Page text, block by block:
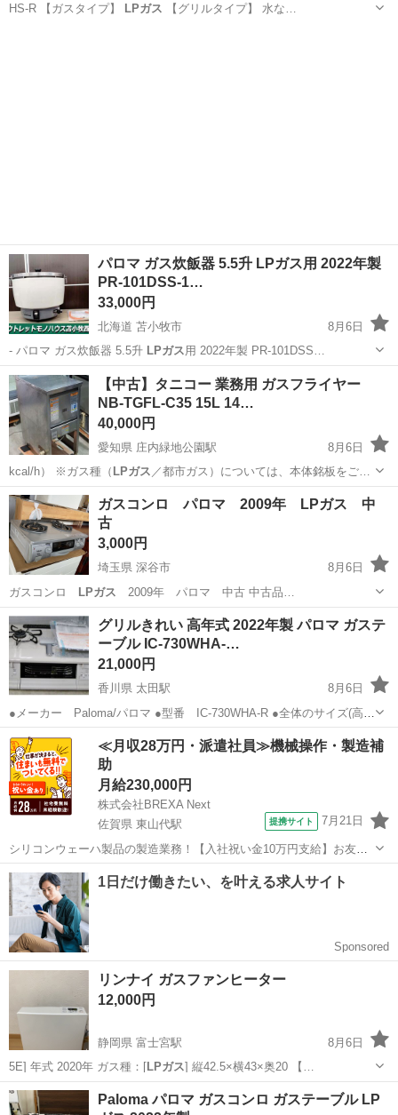
HS-R 【ガスタイプ】 LPガス 【グリルタイプ】 水な…
パロマ ガス炊飯器 5.5升 LPガス用 2022年製
PR-101DSS-1…
33,000円
北海道 苫小牧市
8月6日
- パロマ ガス炊飯器 5.5升 LPガス用 2022年製 PR-101DSS…
北海道 苫小牧市 調理器具
【中古】タニコー 業務用 ガスフライヤー
NB-TGFL-C35 15L 14…
40,000円
愛知県 庄内緑地公園駅
8月6日
kcal/h） ※ガス種（ LPガス ／都市ガス）については、本体銘板をご…
愛知 名古屋市 庄内緑地公園駅 ガスフライヤー
ガスコンロ パロマ 2009年 LPガス 中
古
3,000円
埼玉県 深谷市
8月6日
ガスコンロ
LPガス 2009年 パロマ 中古 中古品…
埼玉 深谷市 調理器具 LPガス
グリルきれい 高年式 2022年製 パロマ ガステ
ーブル IC-730WHA-…
21,000円
香川県 太田駅
8月6日
●メーカー Paloma/パロマ ●型番 IC-730WHA-R ●全体のサイズ(高さ
×幅×奥行)22×60×49cm ●水無し両面焼きグリル：魚を裏返す手間がな
く、焼き魚が自動で仕上がる「オートグリル機能」...
香川 高松市 太田駅 調理器具
≪月収28万円・派遣社員≫機械操作・製造補
助
月給230,000円
株式会社BREXA Next
佐賀県 東山代駅
提携サイト 7月21日
シリコンウェーハ製品の製造業務！【入社祝い金10万円支給】お友達
やカップルとの応募OK◎年間休日129日＆休出なしでプライベート充
実♪業務はクリーンルームで快適作業◎自社正社員登用制度あり★1食
300円～の格安食堂あり！《佐...
佐賀 伊万里市 東山代駅 その他
リンナイ ガスファンヒーター
12,000円
静岡県 富士宮駅
8月6日
5E] 年式 2020年 ガス種：[LPガス ] 縦42.5×横43×奥20 【…
静岡 富士宮市 富士宮駅 季節、空調家電
Paloma パロマ ガスコンロ ガステーブル LP